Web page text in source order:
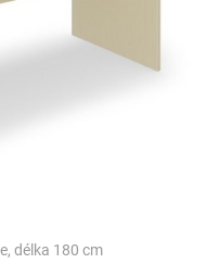
délka 180 cm